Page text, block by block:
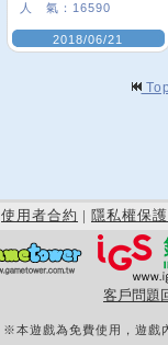
人 氣： 16590
2018/06/21
使用者合約 | 隱私權保護
客戶問題
※本遊戲為免費使用，遊戲